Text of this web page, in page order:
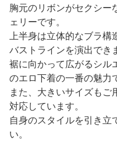
胸元のリボンがセクシー
ェリーです。
上半身は立体的なブラ構
バストラインを演出でき
裾に向かって広がるシル
のエロ下着の一番の魅力
また、大きいサイズも
対応しています。
自身のスタイルを引き立
い。